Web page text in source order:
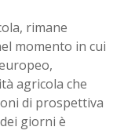
rimane
momento in cui
agricola che
di prospettiva
giorni è